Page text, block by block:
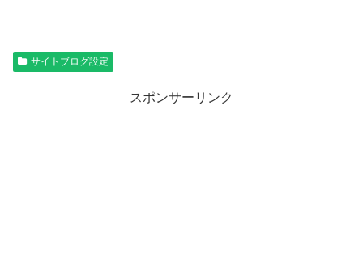
サイトブログ設定
スポンサーリンク